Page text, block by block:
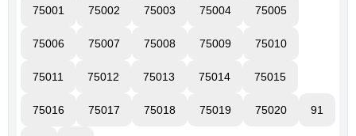
75001 75002 75003 75004 75005
75006 75007 75008 75009 75010
75011 75012 75013 75014 75015
75016 75017 75018 75019 75020 91